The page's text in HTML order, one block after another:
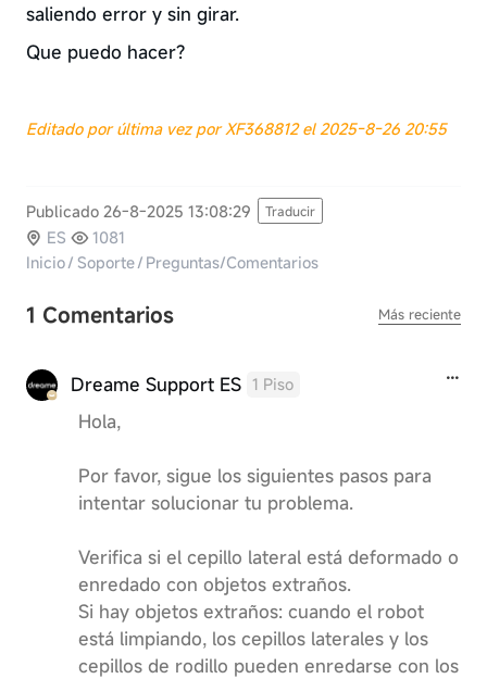
saliendo error y sin girar.
Que puedo hacer?
Editado por última vez por XF368812 el 2025-8-26 20:55
Publicado 26-8-2025 13:08:29 Traducir
ES
1081
Inicio/ Soporte/ Preguntas/Comentarios
1 Comentarios Más reciente
Dreame Support ES 1 Piso
Hola,
Por favor, sigue los siguientes pasos para
intentar solucionar tu problema.
Verifica si el cepillo lateral está deformado o
enredado con objetos extraños.
Si hay objetos extraños: cuando el robot
está limpiando, los cepillos laterales y los
cepillos de rodillo pueden enredarse con los